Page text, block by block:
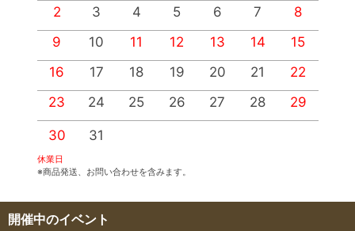
2
3 4 5 6 7
8
9
10 11 12 13 14
15
16
17 18 19 20 21
22
23
24 25 26 27 28 29
30 31
休業日
※商品発送、お問い合わせを含みます。
開催中のイベント